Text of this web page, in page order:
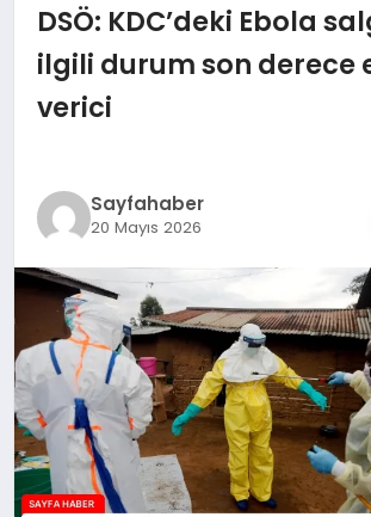
İZMIR HABERLERI
EKONOMI
SAĞLIK
SPOR
YAŞAM
DSÖ: KDC’deki Ebola
ilgili durum son derece
verici
Sayfahaber
20 Mayıs 2026